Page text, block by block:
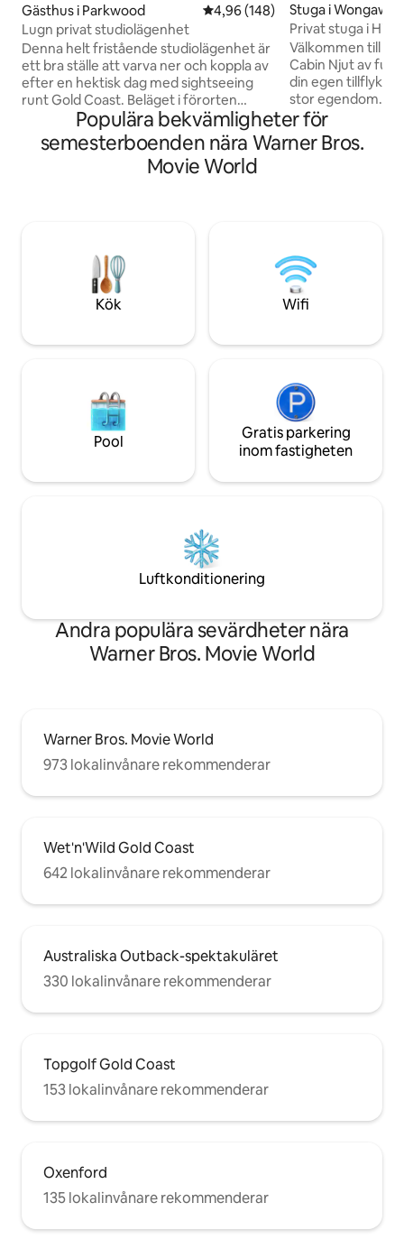
Gästhus i Parkwood 4,96 av 5 i genomsnittligt
4,96 (148)
Lugn privat studiolägenhet
Denna helt fristående studiolägenhet är
ett bra ställe att varva ner och koppla av
efter en hektisk dag med sightseeing
runt Gold Coast. Beläget i förorten
Parkwood, i en lugn och fridfull miljö. GC
Hospital ligger 6 minuters bilresa eller en
spårvagnshållplats bort.
Spårvagnshållplatsen Parkwood East
till Brisbane. Studiolägenheten ligger i
anslutning till slutet av huvudhuset men
är ändå mycket privat.
Stuga i
Privat stuga i
– Vattenfall
Välkommen till
Cabin Njut av fullständig avskildhet på
din egen
stor egendom. Sakta ner och koppla av
vid en lägereld
bastu.
minuter till
Paradise
Top Golf, Gold
Paradise Point
Populära bekvämligheter för
semesterboenden nära Warner Bros.
Movie World
Kök Wifi
Pool
Gratis parkering
inom fastigheten
Luftkonditionering
Andra populära sevärdheter nära
Warner Bros. Movie World
Warner Bros. Movie World
973 lokalinvånare rekommenderar
Wet'n'Wild Gold Coast
642 lokalinvånare rekommenderar
Australiska Outback-spektakuläret
330 lokalinvånare rekommenderar
Topgolf Gold Coast
153 lokalinvånare rekommenderar
Oxenford
135 lokalinvånare rekommenderar